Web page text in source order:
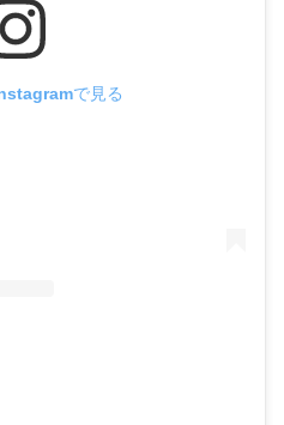
で見る